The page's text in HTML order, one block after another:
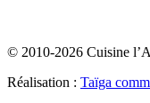
© 2010-2026 Cuisine
Réalisation : Taïga